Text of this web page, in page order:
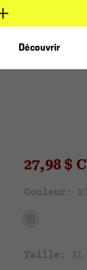
Découvrir
Sale
27,98 $
Couleur:
Taille: XL